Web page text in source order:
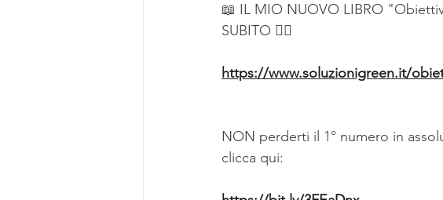
📖 IL MIO NUOVO LIBRO
SUBITO 👇🏻
https://www.soluzionigreen.it/
NON perderti il 1° numero in
clicca qui: